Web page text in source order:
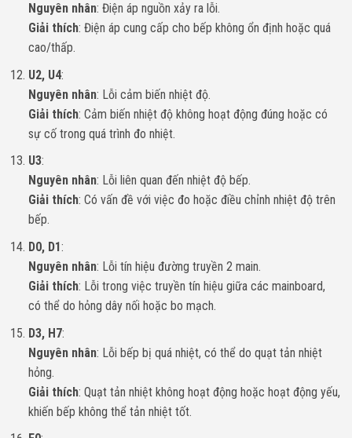
Nguyên nhân: Điện áp nguồn xảy ra lỗi.
Giải thích: Điện áp cung cấp cho bếp không ổn định hoặc quá
cao/thấp.
U2, U4:
Nguyên nhân: Lỗi cảm biến nhiệt độ.
Giải thích: Cảm biến nhiệt độ không hoạt động đúng hoặc có
sự cố trong quá trình đo nhiệt.
U3:
Nguyên nhân: Lỗi liên quan đến nhiệt độ bếp.
Giải thích: Có vấn đề với việc đo hoặc điều chỉnh nhiệt độ trên
bếp.
D0, D1:
Nguyên nhân: Lỗi tín hiệu đường truyền 2 main.
Giải thích: Lỗi trong việc truyền tín hiệu giữa các mainboard,
có thể do hỏng dây nối hoặc bo mạch.
D3, H7:
Nguyên nhân: Lỗi bếp bị quá nhiệt, có thể do quạt tản nhiệt
hỏng.
Giải thích: Quạt tản nhiệt không hoạt động hoặc hoạt động yếu,
khiến bếp không thể tản nhiệt tốt.